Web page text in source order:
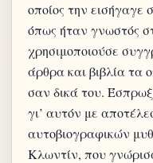
οποίος την εισήγαγε
όπως ήταν γνωστός
χρησιμοποιούσε
άρθρα και βιβλία τα
σαν δικά του.
γι’ αυτόν με
αυτοβιογραφικών
Κλωντίν, που